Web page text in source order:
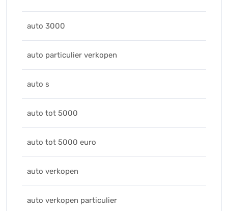
auto 3000
auto particulier verkopen
auto s
auto tot 5000
auto tot 5000 euro
auto verkopen
auto verkopen particulier